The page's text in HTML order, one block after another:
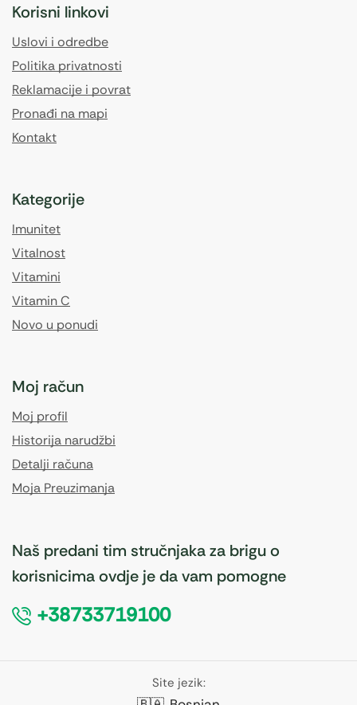
Korisni linkovi
Uslovi i odredbe
Politika privatnosti
Reklamacije i povrat
Pronađi na mapi
Kontakt
Kategorije
Imunitet
Vitalnost
Vitamini
Vitamin C
Novo u ponudi
Moj račun
Moj profil
Historija narudžbi
Detalji računa
Moja Preuzimanja
Naš predani tim stručnjaka za brigu o
korisnicima ovdje je da vam pomogne
+38733719100
Site jezik: